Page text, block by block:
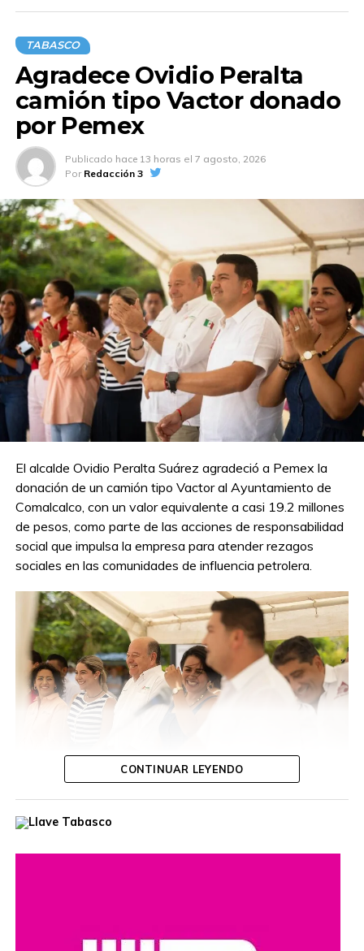
TABASCO
Agradece Ovidio Peralta
camión tipo Vactor donado
por Pemex
Publicado hace 13 horas el 7 agosto, 2026
Por Redacción 3
El alcalde Ovidio Peralta Suárez agradeció a Pemex la
donación de un camión tipo Vactor al Ayuntamiento de
Comalcalco, con un valor equivalente a casi 19.2 millones
de pesos, como parte de las acciones de responsabilidad
social que impulsa la empresa para atender rezagos
sociales en las comunidades de influencia petrolera.
Ante autoridades de la empresa productiva, el presidente
CONTINUAR LEYENDO